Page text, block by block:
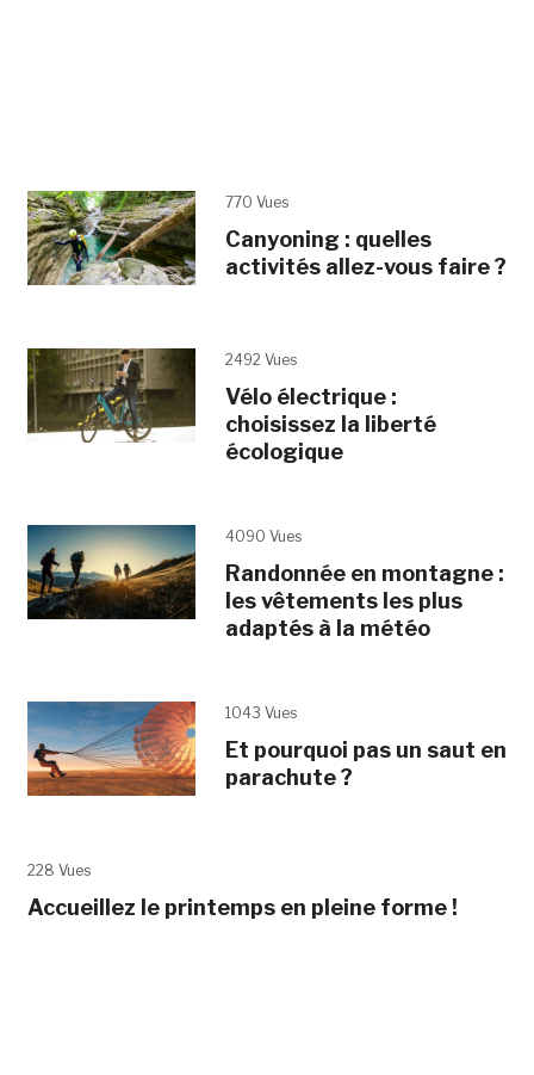
770 Vues
Canyoning : quelles
activités allez-vous faire ?
2492 Vues
Vélo électrique :
choisissez la liberté
écologique
4090 Vues
Randonnée en montagne :
les vêtements les plus
adaptés à la météo
1043 Vues
Et pourquoi pas un saut en
parachute ?
228 Vues
Accueillez le printemps en pleine forme !